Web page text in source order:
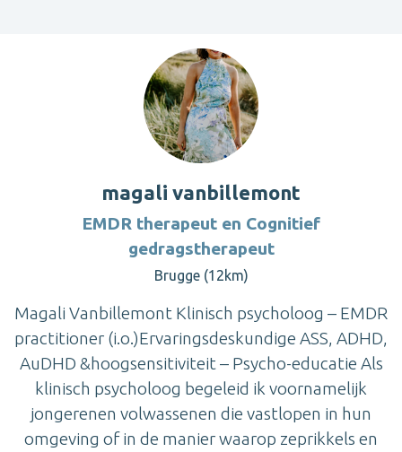
magali vanbillemont
EMDR therapeut en Cognitief
gedragstherapeut
Brugge (12km)
Magali Vanbillemont Klinisch psycholoog – EMDR
practitioner (i.o.)Ervaringsdeskundige ASS, ADHD,
AuDHD &hoogsensitiviteit – Psycho-educatie Als
klinisch psycholoog begeleid ik voornamelijk
jongerenen volwassenen die vastlopen in hun
omgeving of in de manier waarop zeprikkels en